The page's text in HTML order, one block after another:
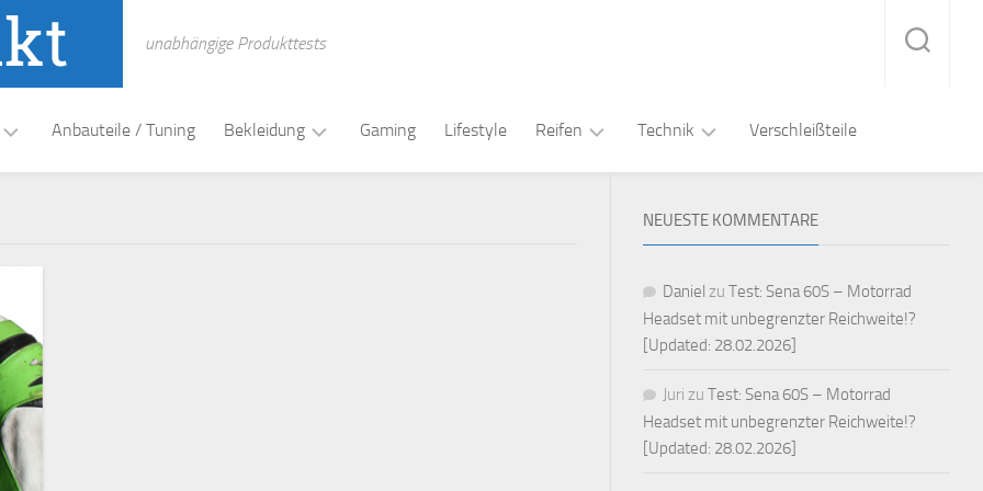
unabhängige Produkttests
Anbauteile / Tuning Bekleidung Gaming Lifestyle Reifen
Slicks
Montiergeräte
Technik
/
Kommunikation
Navigation
Video
Verschleißteile
NEUESTE KOMMENTARE
Daniel zu Test: Sena 60S – Motorrad
Headset mit unbegrenzter Reichweite!?
[Updated: 28.02.2026]
Juri zu Test: Sena 60S – Motorrad
Headset mit unbegrenzter Reichweite!?
[Updated: 28.02.2026]